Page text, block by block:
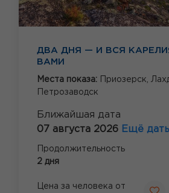
ДВА ДНЯ — И ВСЯ
ВАМИ
Места показа: Приозерск,
Петрозаводск
Ближайшая дата
07 августа 2026 Ещё
Продолжительность
2 дня
Цена за человека от